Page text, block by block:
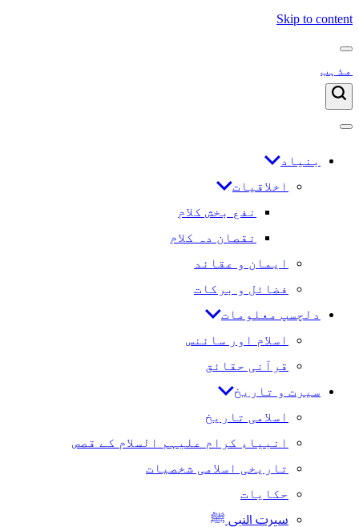
Skip to content
مذہب
بنیاد
اخلاقیات
نفع بخش کلام
نقصان دہ کلام
ایمان و عقائد
فضائل و برکات
دلچسپ معلومات
اسلام اور سائنس
قرآنی حقائق
سیرت و تاریخ
اسلامی تاریخ
انبیاء کرام علیہم السلام کے قصص
تاریخی اسلامی شخصیات
حکایات
سیرت النبی ﷺ